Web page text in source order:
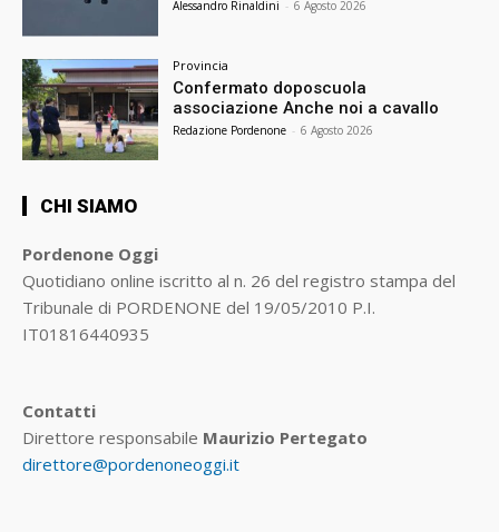
Alessandro Rinaldini - 6 Agosto 2026
Provincia
Confermato doposcuola
associazione Anche noi a cavallo
Redazione Pordenone - 6 Agosto 2026
CHI SIAMO
Pordenone Oggi
Quotidiano online iscritto al n. 26 del registro stampa del
Tribunale di PORDENONE del 19/05/2010 P.I.
IT01816440935
Contatti
Direttore responsabile Maurizio Pertegato
direttore@pordenoneoggi.it